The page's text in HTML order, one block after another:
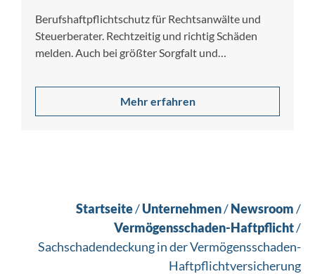
Berufshaftpflichtschutz für Rechtsanwälte und
Steuerberater. Rechtzeitig und richtig Schäden
melden. Auch bei größter Sorgfalt und
[…]
Mehr erfahren
Startseite/Unternehmen/Newsroom/
Vermögensschaden-Haftpflicht/
Sachschadendeckung in der Vermögensschaden-
Haftpflichtversicherung